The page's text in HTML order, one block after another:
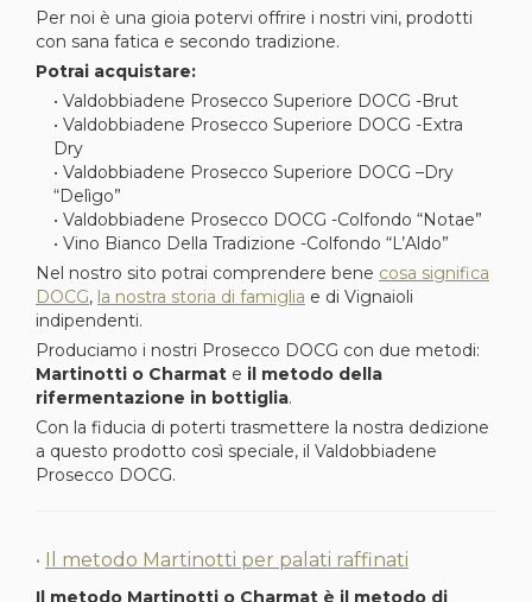
Per noi è una gioia potervi offrire i nostri vini, prodotti
con sana fatica e secondo tradizione.
Potrai acquistare:
• Valdobbiadene Prosecco Superiore DOCG -Brut
• Valdobbiadene Prosecco Superiore DOCG -Extra
Dry
• Valdobbiadene Prosecco Superiore DOCG –Dry
“Delìgo”
• Valdobbiadene Prosecco DOCG -Colfondo “Notae”
• Vino Bianco Della Tradizione -Colfondo “L’Aldo”
Nel nostro sito potrai comprendere bene cosa significa
DOCG, la nostra storia di famiglia e di Vignaioli
indipendenti.
Produciamo i nostri Prosecco DOCG con due metodi:
Martinotti o Charmat e il metodo della
rifermentazione in bottiglia.
Con la fiducia di poterti trasmettere la nostra dedizione
a questo prodotto così speciale, il Valdobbiadene
Prosecco DOCG.
• Il metodo Martinotti per palati raffinati
Il metodo Martinotti o Charmat è il metodo di